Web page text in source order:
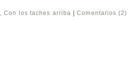
,Con los taches arriba Comentarios (2)